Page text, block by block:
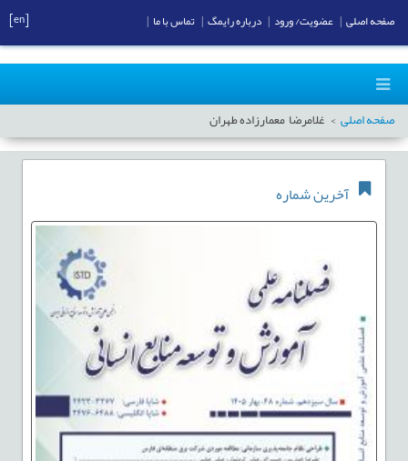
صفحه اصلی غلامرضا معمارزاده طهران
آخرین شماره
صفحه اصلی عضویت/ ورود درباره رایمگ تماس با ما